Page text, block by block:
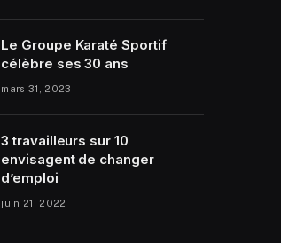
Le Groupe Karaté Sportif
célèbre ses 30 ans
mars 31, 2023
3 travailleurs sur 10
envisagent de changer
d’emploi
juin 21, 2022